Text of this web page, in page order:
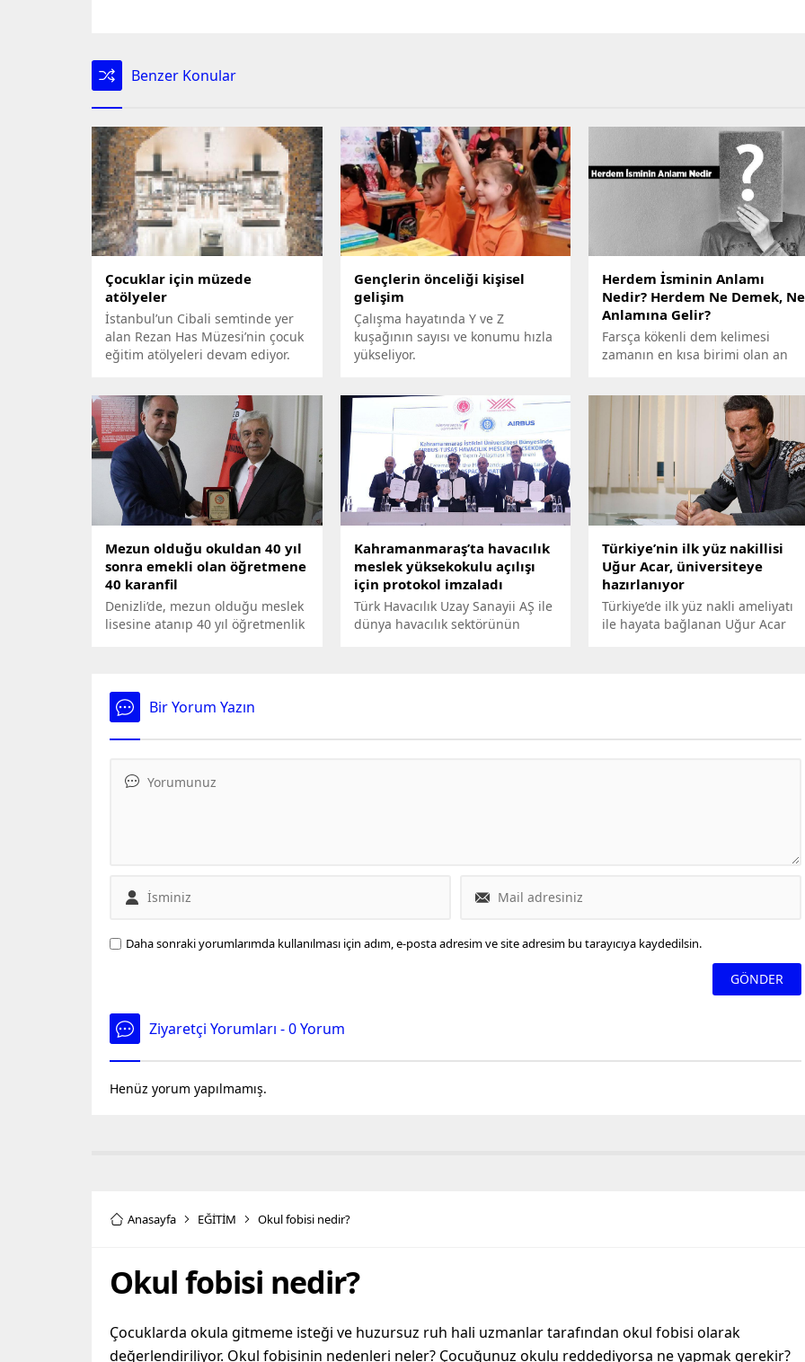
Benzer Konular
Çocuklar için müzede
atölyeler
İstanbul’un Cibali semtinde yer
alan Rezan Has Müzesi’nin çocuk
eğitim atölyeleri devam ediyor.
Gençlerin önceliği kişisel
gelişim
Çalışma hayatında Y ve Z
kuşağının sayısı ve konumu hızla
yükseliyor.
Herdem İsminin Anlamı
Nedir? Herdem Ne Demek, Ne
Anlamına Gelir?
Farsça kökenli dem kelimesi
zamanın en kısa birimi olan an
kullanılır. Kulağa hoş gelen
nağmeler de dem olarak
nitelendirilir. Her kelimesi ise,
başına geldiği kelimelere
süreklilik anlamı katar. Herdem
isminin anlamı nedir? Türkiye'de
kaç kişi bu ismi taşıyor ayrıntıları
Mezun olduğu okuldan 40 yıl
sonra emekli olan öğretmene
40 karanfil
Denizli’de, mezun olduğu meslek
lisesine atanıp 40 yıl öğretmenlik
sevgi koridoru oluşturup, meslek
hayatını temsilen 40 karanfil
Kahramanmaraş’ta havacılık
meslek yüksekokulu açılışı
için protokol imzaladı
Türk Havacılık Uzay Sanayii AŞ ile
dünya havacılık sektörünün
Türkiye’nin ilk yüz nakillisi
Uğur Acar, üniversiteye
hazırlanıyor
Türkiye’de ilk yüz nakli ameliyatı
ile hayata bağlanan Uğur Acar
Bir Yorum Yazın
Daha sonraki yorumlarımda kullanılması için adım, e-posta adresim ve site adresim bu tarayıcıya kaydedilsin.
Ziyaretçi Yorumları - 0 Yorum
Henüz yorum yapılmamış.
Anasayfa EĞİTİM Okul fobisi nedir?
Okul fobisi nedir?
Çocuklarda okula gitmeme isteği ve huzursuz ruh hali uzmanlar tarafından okul fobisi olarak
değerlendiriliyor. Okul fobisinin nedenleri neler? Çocuğunuz okulu reddediyorsa ne yapmak gerekir?